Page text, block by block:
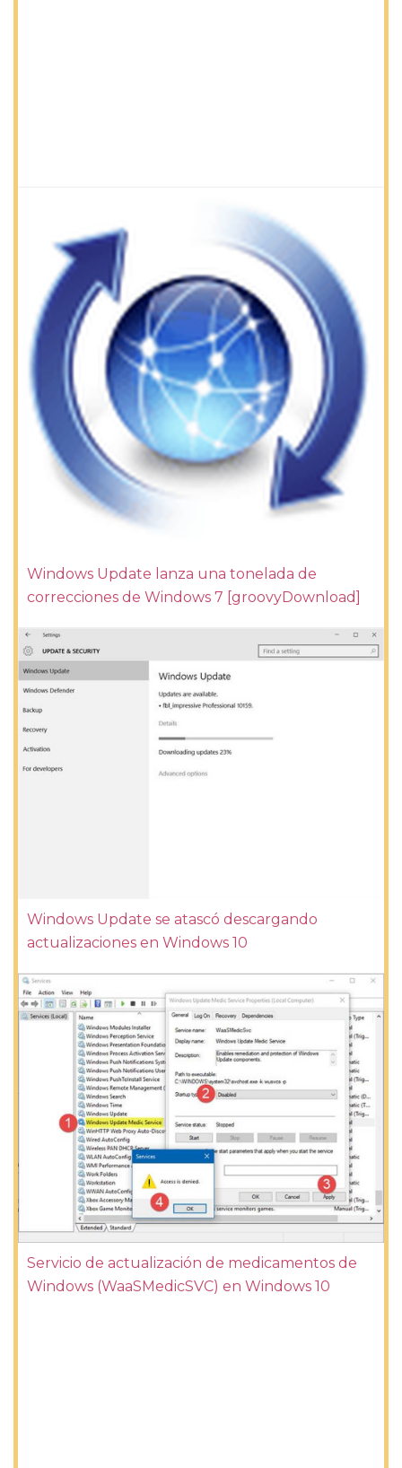
Windows Update lanza una tonelada de
correcciones de Windows 7 [groovyDownload]
Windows Update se atascó descargando
actualizaciones en Windows 10
Servicio de actualización de medicamentos de
Windows (WaaSMedicSVC) en Windows 10